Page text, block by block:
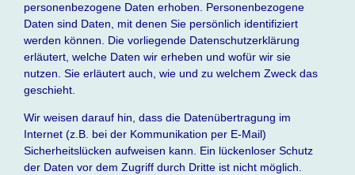
personenbezogene Daten erhoben. Personenbezogene
Daten sind Daten, mit denen Sie persönlich identifiziert
werden können. Die vorliegende Datenschutzerklärung
erläutert, welche Daten wir erheben und wofür wir sie
nutzen. Sie erläutert auch, wie und zu welchem Zweck das
geschieht.
Wir weisen darauf hin, dass die Datenübertragung im
Internet (z.B. bei der Kommunikation per E-Mail)
Sicherheitslücken aufweisen kann. Ein lückenloser Schutz
der Daten vor dem Zugriff durch Dritte ist nicht möglich.